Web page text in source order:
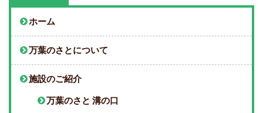
ホーム
万葉のさとについて
施設のご紹介
万葉のさと 溝の口